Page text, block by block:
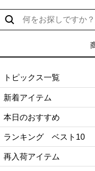
トピックス一覧
新着アイテム
本日のおすすめ
ランキング ベスト10
再入荷アイテム